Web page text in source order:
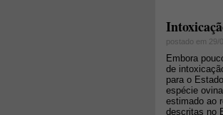
postado em 29/
Embora
de
para o
espécie
estimado ao
descritas no